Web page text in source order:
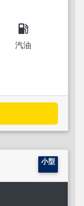
local_gas_station
汽油
小型